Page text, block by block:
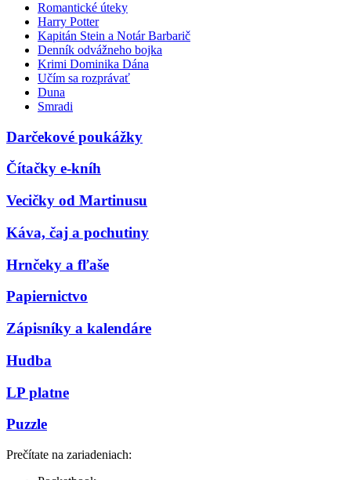
Romantické úteky
Harry Potter
Kapitán Stein a Notár Barbarič
Denník odvážneho bojka
Krimi Dominika Dána
Učím sa rozprávať
Duna
Smradi
Darčekové poukážky
Čítačky e-kníh
Vecičky od Martinusu
Káva, čaj a pochutiny
Hrnčeky a fľaše
Papiernictvo
Zápisníky a kalendáre
Hudba
LP platne
Puzzle
Prečítate na zariadeniach: